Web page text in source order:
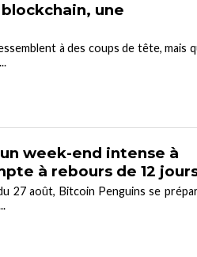
une
à des coups de tête, mais
week-end intense à
à rebours de 12
27 août, Bitcoin Penguins se